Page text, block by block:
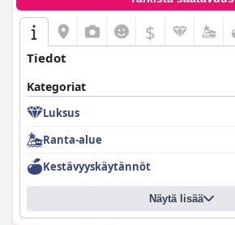
$
Tiedot
Kategoriat
Luksus
Ranta-alue
Kestävyyskäytännöt
Näytä lisää